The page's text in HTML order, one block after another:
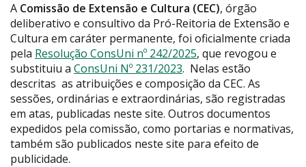
A Comissão de Extensão e Cultura (CEC), órgão
deliberativo e consultivo da Pró-Reitoria de Extensão e
Cultura em caráter permanente, foi oficialmente criada
pela Resolução ConsUni nº 242/2025, que revogou e
substituiu a ConsUni Nº 231/2023. Nelas estão
descritas as atribuições e composição da CEC. As
sessões, ordinárias e extraordinárias, são registradas
em atas, publicadas neste site. Outros documentos
expedidos pela comissão, como portarias e normativas,
também são publicados neste site para efeito de
publicidade.